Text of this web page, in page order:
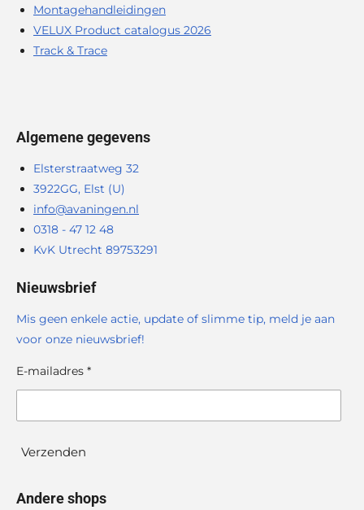
Montagehandleidingen
VELUX Product catalogus 2026
Track & Trace
Algemene gegevens
Elsterstraatweg 32
3922GG, Elst (U)
info@avaningen.nl
0318 - 47 12 48
KvK Utrecht 89753291
Nieuwsbrief
Mis geen enkele actie, update of slimme tip, meld je aan
voor onze nieuwsbrief!
E-mailadres *
Verzenden
Andere shops